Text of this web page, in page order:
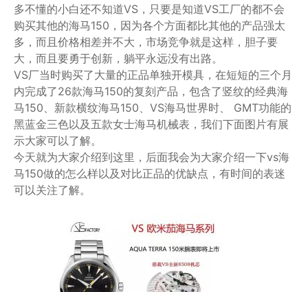
多不懂的小白还不知道VS，只要是知道VS工厂的都不会
购买其他的海马150，因为各个方面都比其他的产品强太
多，而且价格相差并不大，市场竞争就是这样，胆子要
大，而且要勇于创新，躺平永远没有出路。
VS厂当时购买了大量的正品单独开模具，在短短的三个月
内完成了26款海马150的复刻产品，包含了竖纹的经典海
马150、新款横纹海马150、VS海马世界时、 GMT功能的
黑蓝金三色以及五款女士海马机械表，我们下面图片有展
示大家可以了解。
今天就为大家介绍到这里，后面我会为大家介绍一下vs海
马150做的怎么样以及对比正品的优缺点，有时间的表迷
可以关注了解。